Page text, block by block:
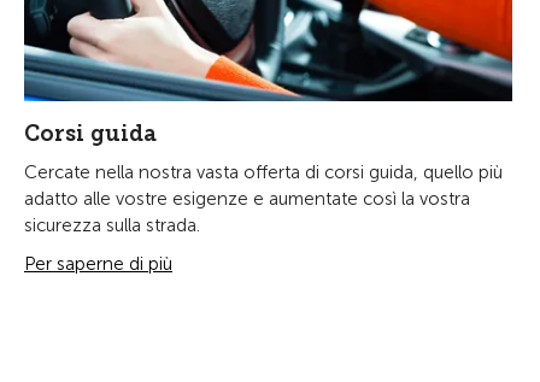
Corsi guida
Cercate nella nostra vasta offerta di corsi guida, quello più
adatto alle vostre esigenze e aumentate così la vostra
sicurezza sulla strada.
Per saperne di più